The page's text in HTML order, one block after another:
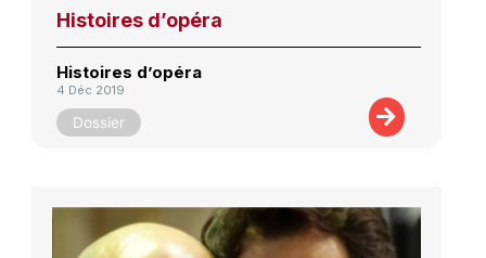
Histoires d’opéra
Histoires d’opéra
4 Déc 2019
Dossier